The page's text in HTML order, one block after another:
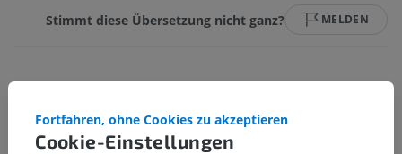
Stimmt diese Übersetzung nicht ganz? MELDEN
Cookie-Einstellungen
Fortfahren, ohne Cookies zu akzeptieren